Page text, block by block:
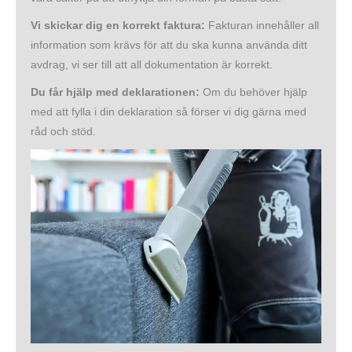
Vi skickar dig en korrekt faktura: Fakturan innehåller all
information som krävs för att du ska kunna använda ditt
avdrag, vi ser till att all dokumentation är korrekt.
Du får hjälp med deklarationen: Om du behöver hjälp
med att fylla i din deklaration så förser vi dig gärna med
råd och stöd.